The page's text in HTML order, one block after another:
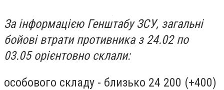
За інформацією Генштабу ЗСУ, загальні
бойові втрати противника з 24.02 по
03.05 орієнтовно склали:
особового складу - близько 24 200 (+400)